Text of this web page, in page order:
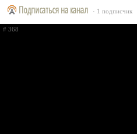
Подписаться на канал · 1 подписчик
# 368